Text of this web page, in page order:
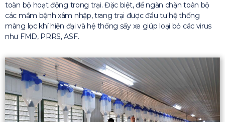
toàn bộ hoạt động trong trại. Đặc biệt, để ngăn chặn toàn bộ
các mầm bệnh xâm nhập, trang trại được đầu tư hệ thống
màng lọc khí hiện đại và hệ thống sấy xe giúp loại bỏ các virus
như FMD, PRRS, ASF.